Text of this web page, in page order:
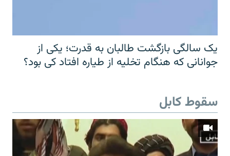
یک سالگی بازگشت طالبان به قدرت؛ یکی از
جوانانی که هنگام تخلیه از طیاره افتاد کی بود؟
سقوط کابل